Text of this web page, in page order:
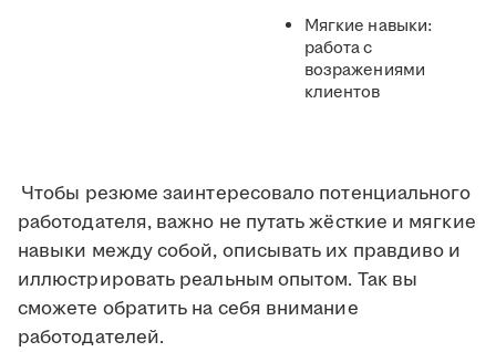
Мягкие навыки:
работа с
возражениями
клиентов
Чтобы резюме заинтересовало потенциального
работодателя, важно не путать жёсткие и мягкие
навыки между собой, описывать их правдиво и
иллюстрировать реальным опытом. Так вы
сможете обратить на себя внимание
работодателей.